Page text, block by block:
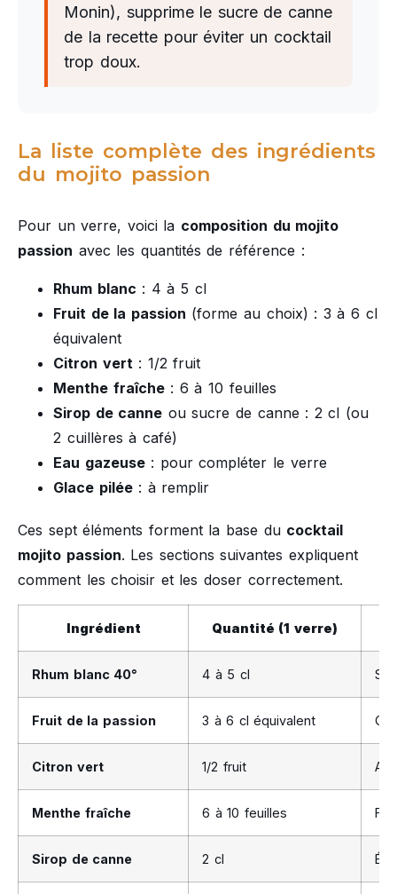
Monin), supprime le sucre de canne
de la recette pour éviter un cocktail
trop doux.
La liste complète des ingrédients
du mojito passion
Pour un verre, voici la composition du mojito
passion avec les quantités de référence :
Rhum blanc : 4 à 5 cl
Fruit de la passion (forme au choix) : 3 à 6 cl
équivalent
Citron vert : 1/2 fruit
Menthe fraîche: 6 à 10 feuilles
Sirop de canne ou sucre de canne : 2 cl (ou
2 cuillères à café)
Eau gazeuse: pour compléter le verre
Glace pilée: à remplir
Ces sept éléments forment la base du cocktail
mojito passion. Les sections suivantes expliquent
comment les choisir et les doser correctement.
Ingrédient Quantité (1 verre)
Rhum blanc 40° 4 à 5 cl
Fruit de la passion 3 à 6 cl équivalent
Citron vert 1/2 fruit
Menthe fraîche 6 à 10 feuilles
Sirop de canne 2 cl